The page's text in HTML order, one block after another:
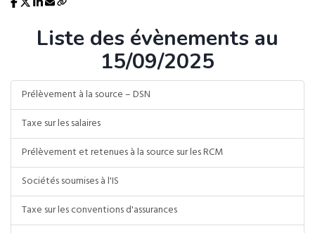
Liste des évènements au
15/09/2025
Prélèvement à la source – DSN
Taxe sur les salaires
Prélèvement et retenues à la source sur les RCM
Sociétés soumises à l'IS
Taxe sur les conventions d'assurances